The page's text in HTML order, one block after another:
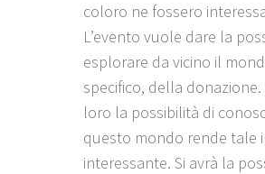
coloro ne fossero
L’evento vuole dare la
esplorare da vicino il
specifico, della
loro la possibilità di
questo mondo rende tale
interessante. Si avrà la